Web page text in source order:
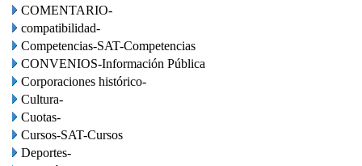
COMENTARIO-
compatibilidad-
Competencias-SAT-Competencias
CONVENIOS-Información Pública
Corporaciones histórico-
Cultura-
Cuotas-
Cursos-SAT-Cursos
Deportes-